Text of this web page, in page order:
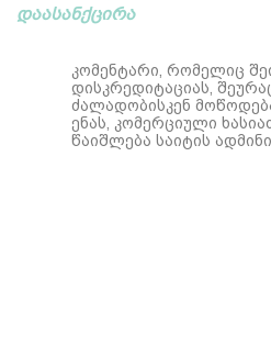
დაასანქცირა
კომენტარი, რომელიც
დისკრედიტაციას,
ძალადობისკენ
ენას, კომერციული
წაიშლება საიტის